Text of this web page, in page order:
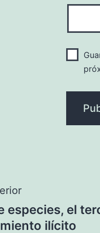
especies, el
ilícito